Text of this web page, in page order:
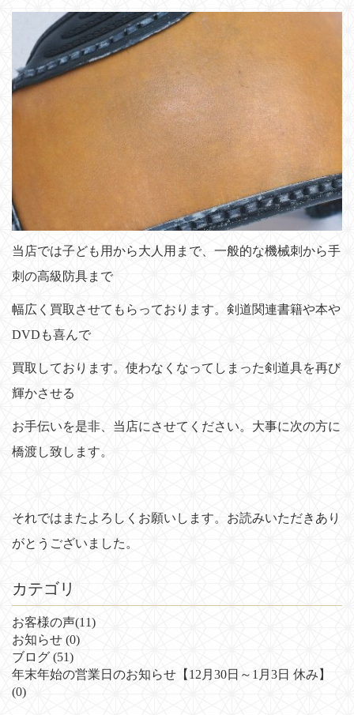
当店では子ども用から大人用まで、一般的な機械刺から手
刺の高級防具まで
幅広く買取させてもらっております。剣道関連書籍や本や
DVDも喜んで
買取しております。使わなくなってしまった剣道具を再び
輝かさせる
お手伝いを是非、当店にさせてください。大事に次の方に
橋渡し致します。
それではまたよろしくお願いします。お読みいただきあり
がとうございました。
カテゴリ
お客様の声(11)
お知らせ (0)
ブログ (51)
年末年始の営業日のお知らせ【12月30日～1月3日 休み】
(0)